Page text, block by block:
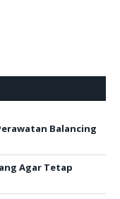
Balancing
Agar Tetap